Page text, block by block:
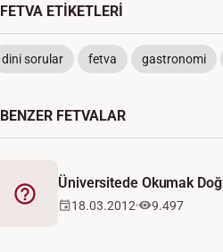
FETVA ETİKETLERİ
dini sorular fetva gastronomi
BENZER FETVALAR
Fetva
Üniversitede Okumak
18.03.2012 9.497